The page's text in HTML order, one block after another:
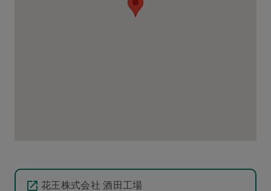
花王株式会社 酒田工場